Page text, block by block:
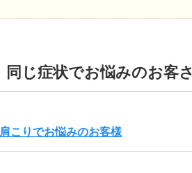
同じ症状でお悩みのお客
肩こりでお悩みのお客様